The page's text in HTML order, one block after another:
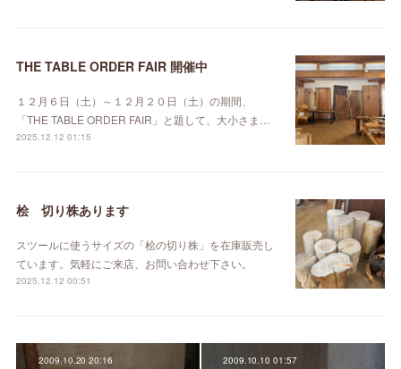
THE TABLE ORDER FAIR 開催中
１２月６日（土）～１２月２０日（土）の期間、
「THE TABLE ORDER FAIR」と題して、大小さま…
2025.12.12 01:15
桧 切り株あります
スツールに使うサイズの「桧の切り株」を在庫販売し
ています。気軽にご来店、お問い合わせ下さい。
2025.12.12 00:51
2009.10.20 20:16 2009.10.10 01:57